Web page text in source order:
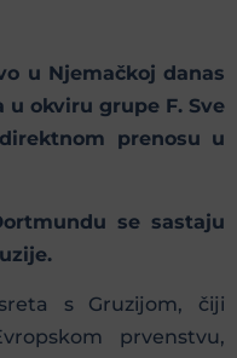
u Njemačkoj danas
okviru grupe F. Sve
prenosu u
se sastaju
s Gruzijom, čiji
prvenstvu,